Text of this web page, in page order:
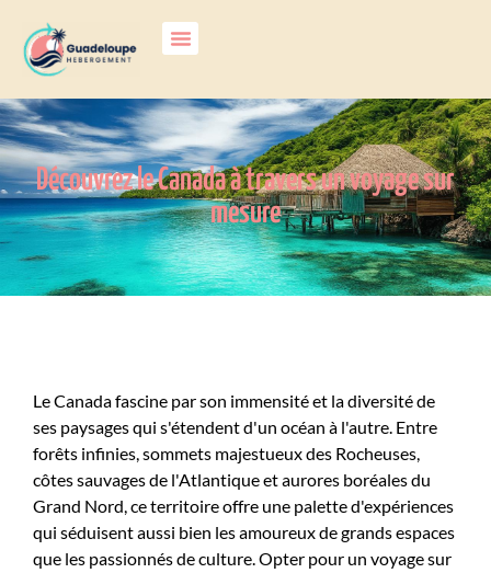
Découvrez le Canada à travers un voyage sur
mesure
Le Canada fascine par son immensité et la diversité de
ses paysages qui s'étendent d'un océan à l'autre. Entre
forêts infinies, sommets majestueux des Rocheuses,
côtes sauvages de l'Atlantique et aurores boréales du
Grand Nord, ce territoire offre une palette d'expériences
qui séduisent aussi bien les amoureux de grands espaces
que les passionnés de culture. Opter pour un voyage sur